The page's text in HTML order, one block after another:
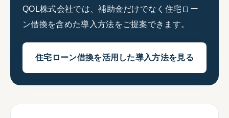
QOL株式会社では、補助金だけでなく住宅ロー
ン借換を含めた導入方法をご提案できます。
住宅ローン借換を活用した導入方法を見る